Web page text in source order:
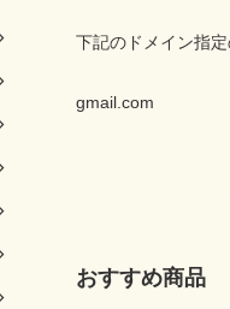
下記のドメイン指
gmail.com
おすすめ商品